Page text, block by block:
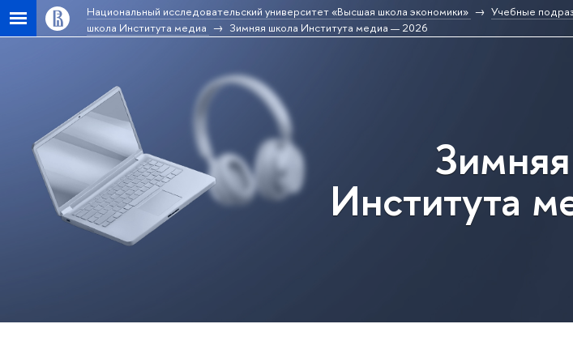
Национальный исследовательский университет «Высшая школа экономики» Учебные
школа Института медиа
Зимняя школа Института медиа — 2026
Института